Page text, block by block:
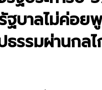
บาลไม่ค่อย
รรมผ่านกล